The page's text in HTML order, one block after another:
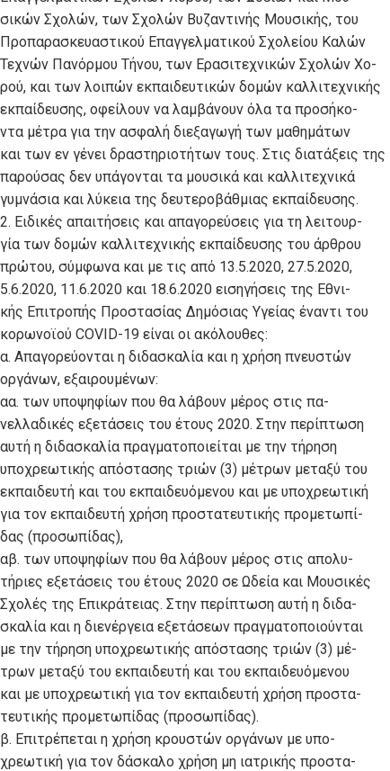
σικών Σχολών, των Σχολών Βυζαντινής Μουσικής, του
Προπαρασκευαστικού Επαγγελματικού Σχολείου Καλών
Τεχνών Πανόρμου Τήνου, των Ερασιτεχνικών Σχολών Χο-
ρού, και των λοιπών εκπαιδευτικών δομών καλλιτεχνικής
εκπαίδευσης, οφείλουν να λαμβάνουν όλα τα προσήκο-
ντα μέτρα για την ασφαλή διεξαγωγή των μαθημάτων
και των εν γένει δραστηριοτήτων τους. Στις διατάξεις της
παρούσας δεν υπάγονται τα μουσικά και καλλιτεχνικά
γυμνάσια και λύκεια της δευτεροβάθμιας εκπαίδευσης.
2. Ειδικές απαιτήσεις και απαγορεύσεις για τη λειτουρ-
γία των δομών καλλιτεχνικής εκπαίδευσης του άρθρου
πρώτου, σύμφωνα και με τις από 13.5.2020, 27.5.2020,
5.6.2020, 11.6.2020 και 18.6.2020 εισηγήσεις της Εθνι-
κής Επιτροπής Προστασίας Δημόσιας Υγείας έναντι του
κορωνοϊού COVID-19 είναι οι ακόλουθες:
α. Απαγορεύονται η διδασκαλία και η χρήση πνευστών
οργάνων, εξαιρουμένων:
αα. των υποψηφίων που θα λάβουν μέρος στις πα-
νελλαδικές εξετάσεις του έτους 2020. Στην περίπτωση
αυτή η διδασκαλία πραγματοποιείται με την τήρηση
υποχρεωτικής απόστασης τριών (3) μέτρων μεταξύ του
εκπαιδευτή και του εκπαιδευόμενου και με υποχρεωτική
για τον εκπαιδευτή χρήση προστατευτικής προμετωπί-
δας (προσωπίδας),
αβ. των υποψηφίων που θα λάβουν μέρος στις απολυ-
τήριες εξετάσεις του έτους 2020 σε Ωδεία και Μουσικές
Σχολές της Επικράτειας. Στην περίπτωση αυτή η διδα-
σκαλία και η διενέργεια εξετάσεων πραγματοποιούνται
με την τήρηση υποχρεωτικής απόστασης τριών (3) μέ-
τρων μεταξύ του εκπαιδευτή και του εκπαιδευόμενου
και με υποχρεωτική για τον εκπαιδευτή χρήση προστα-
τευτικής προμετωπίδας (προσωπίδας).
β. Επιτρέπεται η χρήση κρουστών οργάνων με υπο-
χρεωτική για τον δάσκαλο χρήση μη ιατρικής προστα-